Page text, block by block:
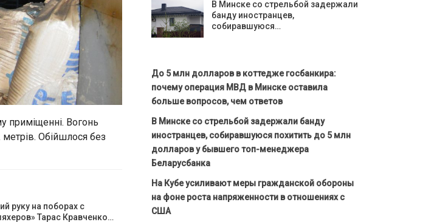
приміщенні. Вогонь
Обійшлося без
руку на поборах с
Тарас Кравченко…
В Минске со стрельбой задержали
банду иностранцев,
собиравшуюся…
До 5 млн долларов в коттедже госбанкира:
почему операция МВД в Минске оставила
больше вопросов, чем ответов
В Минске со стрельбой задержали банду
иностранцев, собиравшуюся похитить до 5 млн
долларов у бывшего топ-менеджера
Беларусбанка
На Кубе усиливают меры гражданской обороны
на фоне роста напряженности в отношениях с
США